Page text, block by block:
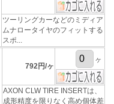
ツーリングカーなどのミディア
ムナロータイヤのフィットする
スポ...
792円/ヶ
ヶ
AXON CLW TIRE INSERTは、
成形精度を限りなく高め個体差